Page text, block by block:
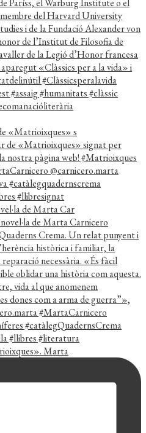
«Matrioixques» s
de Marta Car
Marta